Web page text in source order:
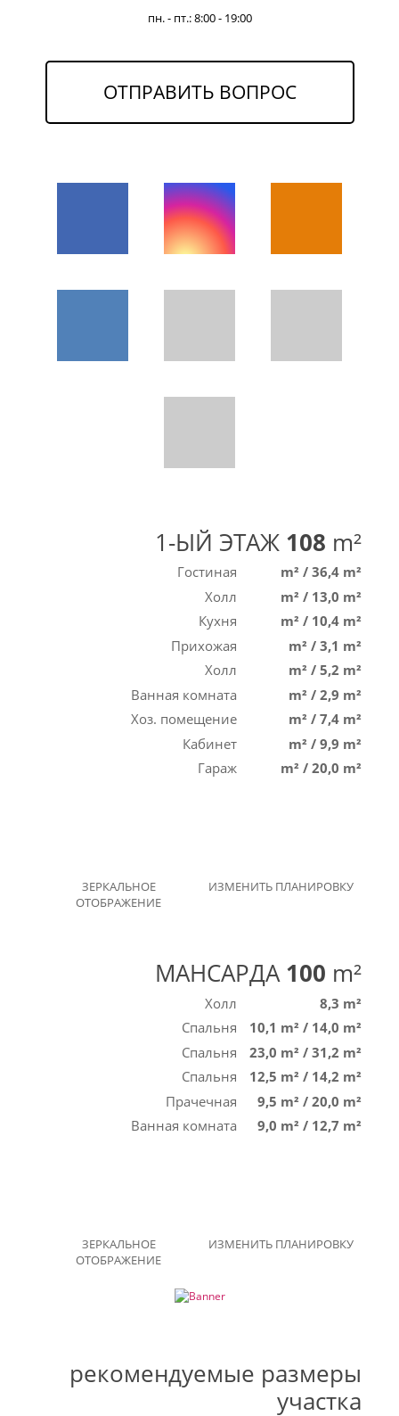
пн. - пт.: 8:00 - 19:00
ОТПРАВИТЬ ВОПРОС
1-ЫЙ ЭТАЖ 108 m²
Гостиная m² / 36,4 m²
Холл
m² / 13,0 m²
Кухня
m² / 10,4 m²
Прихожая
m² / 3,1 m²
Холл
m² / 5,2 m²
Ванная комната
m² / 2,9 m²
Хоз. помещение
m² / 7,4 m²
Кабинет
m² / 9,9 m²
Гараж
m² / 20,0 m²
ЗЕРКАЛЬНОЕ
ОТОБРАЖЕНИЕ
ИЗМЕНИТЬ ПЛАНИРОВКУ
МАНСАРДА100 m²
Холл
8,3 m²
Спальня
10,1 m² / 14,0 m²
Спальня
23,0 m² / 31,2 m²
Спальня
12,5 m² / 14,2 m²
Прачечная
9,5 m² / 20,0 m²
Ванная комната
9,0 m² / 12,7 m²
ЗЕРКАЛЬНОЕ
ОТОБРАЖЕНИЕ
ИЗМЕНИТЬ ПЛАНИРОВКУ
рекомендуемые размеры
участка